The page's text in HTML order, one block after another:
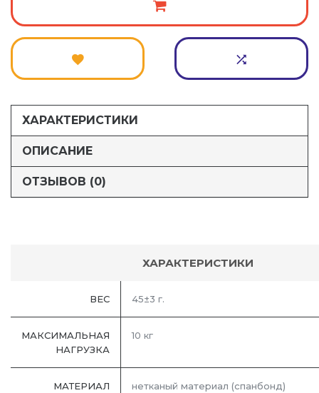
ХАРАКТЕРИСТИКИ
ОПИСАНИЕ
ОТЗЫВОВ (0)
ХАРАКТЕРИСТИКИ
ВЕС 45±3 г.
МАКСИМАЛЬНАЯ
НАГРУЗКА
10 кг
МАТЕРИАЛ
нетканый материал (спанбонд)